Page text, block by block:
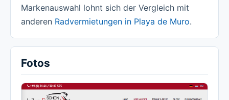
Markenauswahl lohnt sich der Vergleich mit
anderen Radvermietungen in Playa de Muro.
Fotos